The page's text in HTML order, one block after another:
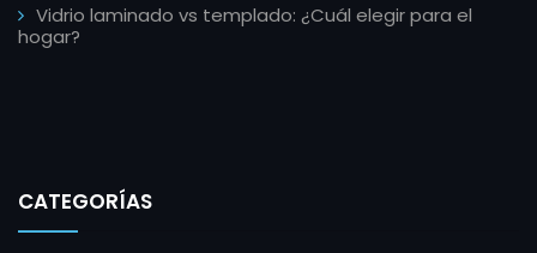
Vidrio laminado vs templado: ¿Cuál elegir para el
hogar?
CATEGORÍAS